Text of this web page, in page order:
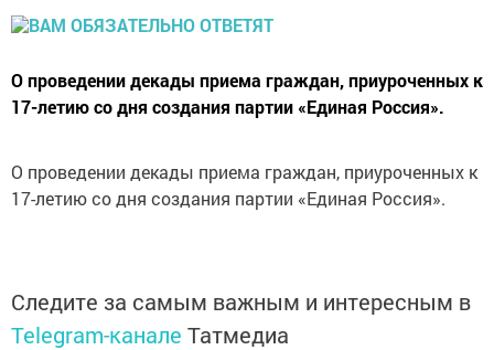
О проведении декады приема граждан, приуроченных к
17-летию со дня создания партии «Единая Россия».
О проведении декады приема граждан, приуроченных к
17-летию со дня создания партии «Единая Россия».
Следите за самым важным и интересным в
Telegram-канале Татмедиа